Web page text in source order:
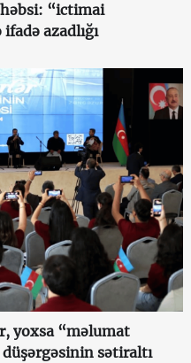
“ictimai
azadlığı
yoxsa “məlumat
sətiraltı